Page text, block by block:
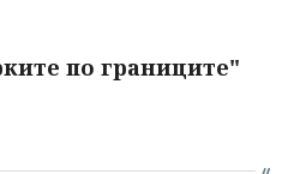
по границите"